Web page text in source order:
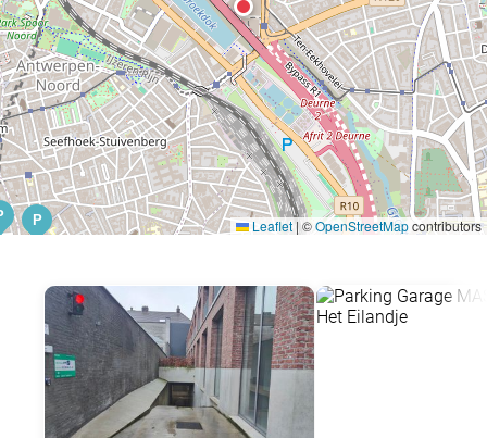
P
P
Leaflet |©OpenStreetMapcontributors